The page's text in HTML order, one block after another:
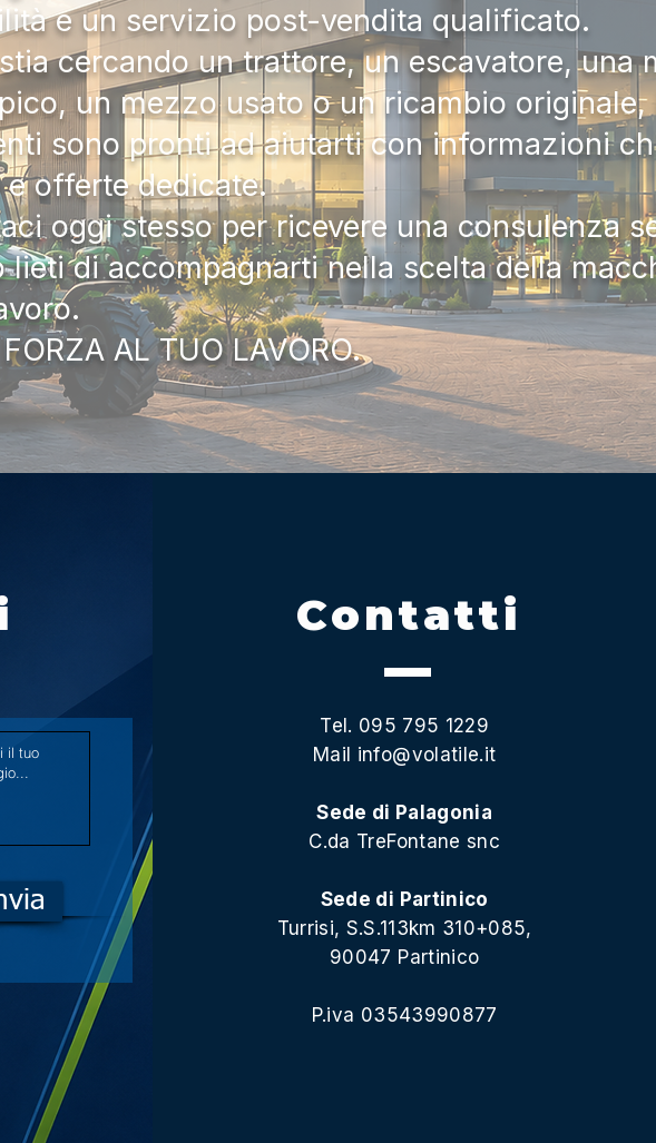
e un servizio post-vendita qualificato.
cercando un trattore, un escavatore, una
un mezzo usato o un ricambio
sono pronti ad aiutarti con informazioni
offerte dedicate.
oggi stesso per ricevere una consulenza
lieti di accompagnarti nella scelta della
AL TUO LAVORO.
Contatti
Tel. 095 795 1229
Mail info@volatile.it
Sede di Palagonia
C.da TreFontane snc
Sede di Partinico
Turrisi, S.S.113km 310+085,
90047 Partinico
P.iva 03543990877